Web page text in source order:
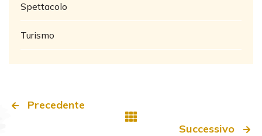
Spettacolo
Turismo
Precedente
Successivo